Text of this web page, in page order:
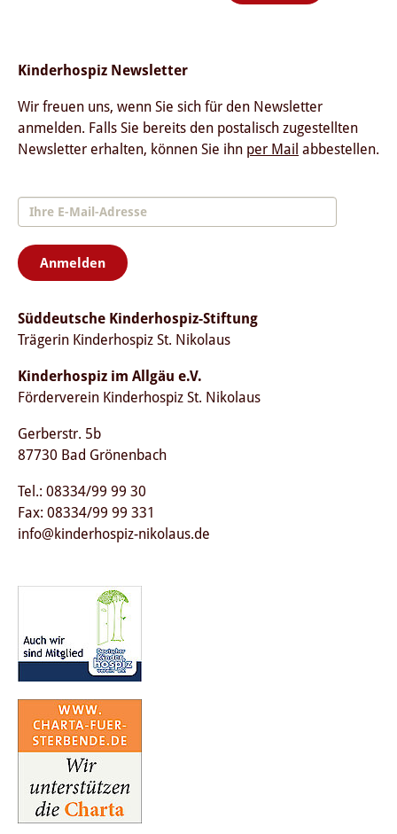
Kinderhospiz Newsletter
Wir freuen uns, wenn Sie sich für den Newsletter
anmelden. Falls Sie bereits den postalisch zugestellten
Newsletter erhalten, können Sie ihn per Mail abbestellen.
Anmelden
Süddeutsche Kinderhospiz-Stiftung
Trägerin Kinderhospiz St. Nikolaus
Kinderhospiz im Allgäu e.V.
Förderverein Kinderhospiz St. Nikolaus
Gerberstr. 5b
87730 Bad Grönenbach
Tel.: 08334/99 99 30
Fax: 08334/99 99 331
info@kinderhospiz-nikolaus.de